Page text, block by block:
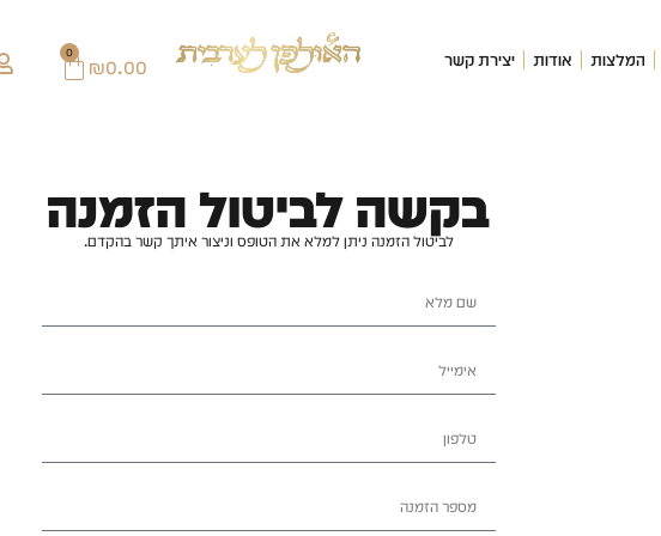
המלצות אודות יצירת קשר ₪0.00
0
בקשה לביטול הזמנה
לביטול הזמנה ניתן למלא את הטופס וניצור איתך קשר בהקדם.